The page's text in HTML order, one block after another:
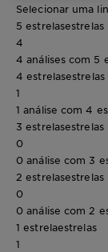
Selecionar uma
5 estrelasestrelas
4
4 análises com 5
4 estrelasestrelas
1
1 análise com 4
3 estrelasestrelas
0
0 análise com 3
2 estrelasestrelas
0
0 análise com 2
1 estrelaestrelas
1